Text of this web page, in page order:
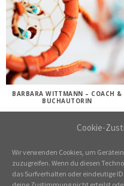
Cookie-
Wir verwenden Cookies, um
zuzugreifen. Wenn du diesen
das Surfverhalten oder eindeutige
BARBARA WITTMANN – COACH &
BUCHAUTORIN